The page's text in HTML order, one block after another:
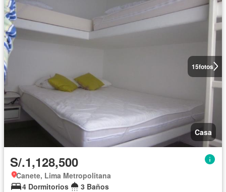
15fotos
Casa
S/.1,128,500
Canete, Lima Metropolitana
4 Dormitorios
3 Baños